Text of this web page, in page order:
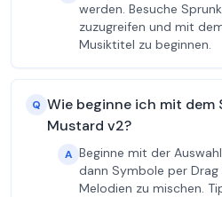
werden. Besuche
zuzugreifen und mit
Musiktitel zu beginnen.
Q Wie beginne ich mit dem
Mustard v2?
A Beginne mit der
dann Symbole per
Melodien zu mischen.